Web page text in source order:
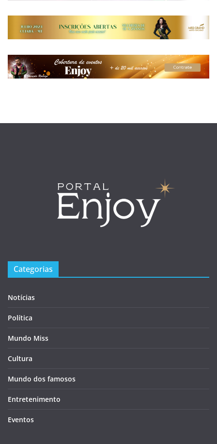
Categorias
Notícias
Política
Mundo Miss
Cultura
Mundo dos famosos
Entretenimento
Eventos